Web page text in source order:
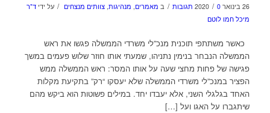
26 בינואר 2020 / 0 תגובות / ב מאמרים, מנהיגות, צוותים מנצחים / על ידי ד"ר
מיכל חמו לוטם
כאשר משתתפי תוכנית מנכ”לי משרדי הממשלה פגשו את ראש
הממשלה הנבחר בנימין נתניהו, שמעתי אותו חוזר שלוש פעמים במשך
פגישה של פחות מחצי שעה על אותו המסר: ראש הממשלה ממש
הפציר במנכ”לי משרדי הממשלה שלא יעסקו “רק” בתקיעת מקלות
האחד בגלגלי השני, אלא יעבדו יחד. במילים פשוטות הוא ביקש מהם
שיתגברו על האגו ועל […]